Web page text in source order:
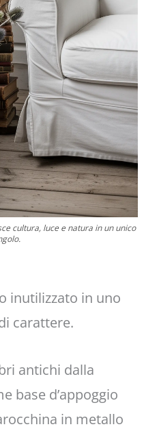
cultura, luce e natura in un unico
inutilizzato in uno
carattere.
antichi dalla
base d’appoggio
in metallo